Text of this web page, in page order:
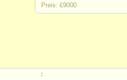
Preis: £9000
: